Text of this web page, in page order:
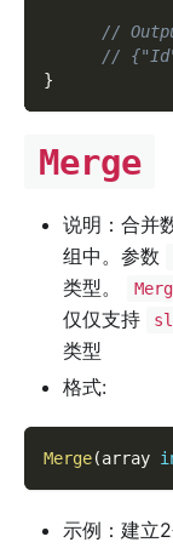
//
//
}
Merge
说明：合并
组中。参数
类型。
仅仅支持
类型
格式:
Merge(array
示例：建立